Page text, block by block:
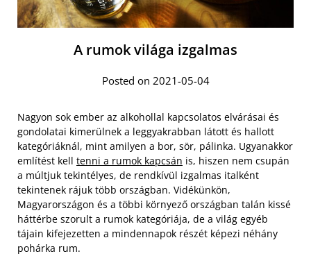
A rumok világa izgalmas
Posted on 2021-05-04
Nagyon sok ember az alkohollal kapcsolatos elvárásai és
gondolatai kimerülnek a leggyakrabban látott és hallott
kategóriáknál, mint amilyen a bor, sör, pálinka. Ugyanakkor
említést kell tenni a rumok kapcsán is, hiszen nem csupán
a múltjuk tekintélyes, de rendkívül izgalmas italként
tekintenek rájuk több országban. Vidékünkön,
Magyarországon és a többi környező országban talán kissé
háttérbe szorult a rumok kategóriája, de a világ egyéb
tájain kifejezetten a mindennapok részét képezi néhány
pohárka rum.